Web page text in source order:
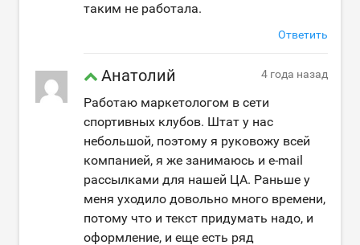
таким не работала.
Ответить
Анатолий 4 года назад
Работаю маркетологом в сети
спортивных клубов. Штат у нас
небольшой, поэтому я руковожу всей
компанией, я же занимаюсь и e-mail
рассылками для нашей ЦА. Раньше у
меня уходило довольно много времени,
потому что и текст придумать надо, и
оформление, и еще есть ряд